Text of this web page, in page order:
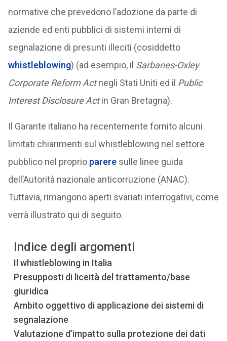
normative che prevedono l’adozione da parte di
aziende ed enti pubblici di sistemi interni di
segnalazione di presunti illeciti (cosiddetto
whistleblowing) (ad esempio, il Sarbanes-Oxley
Corporate Reform Actnegli Stati Uniti ed il Public
Interest Disclosure Actin Gran Bretagna).
Il Garante italiano ha recentemente fornito alcuni
limitati chiarimenti sul whistleblowing nel settore
pubblico nel proprio pareresulle linee guida
dell’Autorità nazionale anticorruzione (ANAC).
Tuttavia, rimangono aperti svariati interrogativi, come
verrà illustrato qui di seguito.
Indice degli argomenti
Il whistleblowing in Italia
Presupposti di liceità del trattamento/base
giuridica
Ambito oggettivo di applicazione dei sistemi di
segnalazione
Valutazione d’impatto sulla protezione dei dati